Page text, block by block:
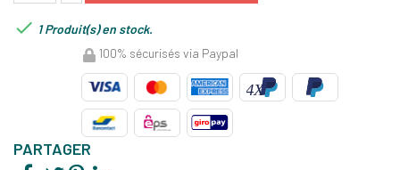
 1 Produit(s) en stock.
100% sécurisés via Paypal
PARTAGER